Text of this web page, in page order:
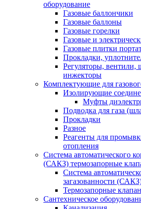
оборудование
Газовые баллончики
Газовые баллоны
Газовые горелки
Газовые и
Газовые плитки
Прокладки,
Регуляторы, вентили,
инжекторы
Комплектующие для
Изолирующие
Муфты
Подводка для газа
Прокладки
Разное
Реагенты для
отопления
Система автоматического
(САКЗ) термозапорные
Система
загазованности
Термозапорные
Сантехническое